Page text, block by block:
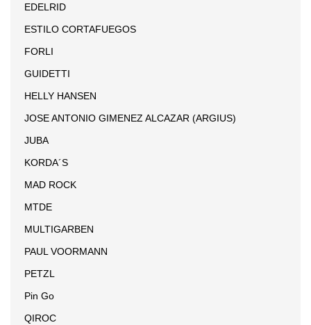
EDELRID
ESTILO CORTAFUEGOS
FORLI
GUIDETTI
HELLY HANSEN
JOSE ANTONIO GIMENEZ ALCAZAR (ARGIUS)
JUBA
KORDA´S
MAD ROCK
MTDE
MULTIGARBEN
PAUL VOORMANN
PETZL
Pin Go
QIROC